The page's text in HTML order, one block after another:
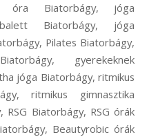
óra Biatorbágy, jóga
Biatorbágy, jóga
Pilates Biatorbágy,
gyerekeknek
jóga Biatorbágy, ritmikus
ritmikus gimnasztika
Biatorbágy, RSG órák
Beautyrobic órák